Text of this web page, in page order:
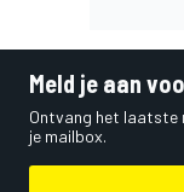
Meld je aan
Ontvang het laatste
je mailbox.